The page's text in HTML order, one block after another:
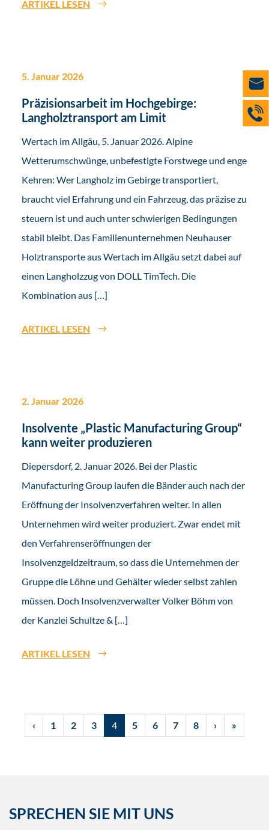
ARTIKEL LESEN
5. Januar 2026
Präzisionsarbeit im Hochgebirge:
Langholztransport am Limit
Wertach im Allgäu, 5. Januar 2026. Alpine
Wetterumschwünge, unbefestigte Forstwege und enge
Kehren: Wer Langholz im Gebirge transportiert,
braucht viel Erfahrung und ein Fahrzeug, das präzise zu
steuern ist und auch unter schwierigen Bedingungen
stabil bleibt. Das Familienunternehmen Neuhauser
Holztransporte aus Wertach im Allgäu setzt dabei auf
einen Langholzzug von DOLL TimTech. Die
Kombination aus […]
ARTIKEL LESEN
2. Januar 2026
Insolvente „Plastic Manufacturing Group“
kann weiter produzieren
Diepersdorf, 2. Januar 2026. Bei der Plastic
Manufacturing Group laufen die Bänder auch nach der
Eröffnung der Insolvenzverfahren weiter. In allen
Unternehmen wird weiter produziert. Zwar endet mit
den Verfahrenseröffnungen der
Insolvenzgeldzeitraum, so dass die Unternehmen der
Gruppe die Löhne und Gehälter wieder selbst zahlen
müssen. Doch Insolvenzverwalter Volker Böhm von
der Kanzlei Schultze & […]
ARTIKEL LESEN
‹ 1 2 3 4 5 6 7 8 › »
SPRECHEN SIE MIT UNS